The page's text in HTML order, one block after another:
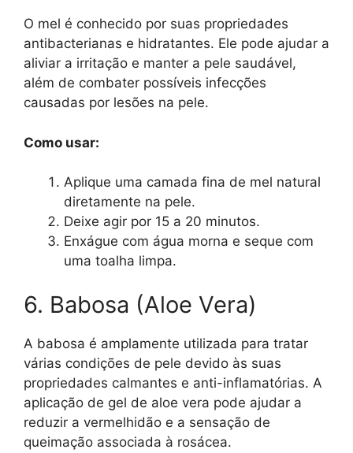
O mel é conhecido por suas propriedades
antibacterianas e hidratantes. Ele pode ajudar a
aliviar a irritação e manter a pele saudável,
além de combater possíveis infecções
causadas por lesões na pele.
Como usar:
Aplique uma camada fina de mel natural
diretamente na pele.
Deixe agir por 15 a 20 minutos.
Enxágue com água morna e seque com
uma toalha limpa.
6. Babosa (Aloe Vera)
A babosa é amplamente utilizada para tratar
várias condições de pele devido às suas
propriedades calmantes e anti-inflamatórias. A
aplicação de gel de aloe vera pode ajudar a
reduzir a vermelhidão e a sensação de
queimação associada à rosácea.